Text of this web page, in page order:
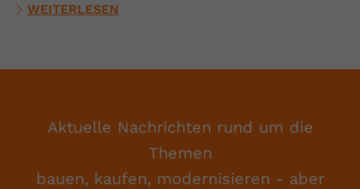
WEITERLESEN
Aktuelle Nachrichten rund um die
Themen
bauen, kaufen, modernisieren - aber